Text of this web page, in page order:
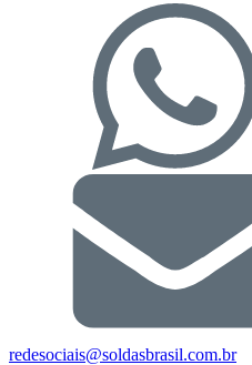
redesociais@soldasbrasil.com.br